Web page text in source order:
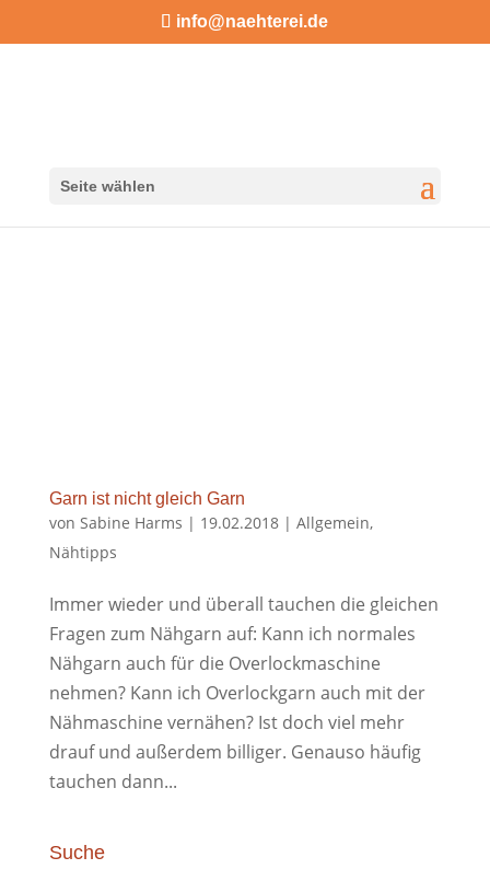
info@naehterei.de
Seite wählen
Garn ist nicht gleich Garn
von Sabine Harms | 19.02.2018| Allgemein,
Nähtipps
Immer wieder und überall tauchen die gleichen
Fragen zum Nähgarn auf: Kann ich normales
Nähgarn auch für die Overlockmaschine
nehmen? Kann ich Overlockgarn auch mit der
Nähmaschine vernähen? Ist doch viel mehr
drauf und außerdem billiger. Genauso häufig
tauchen dann...
Suche